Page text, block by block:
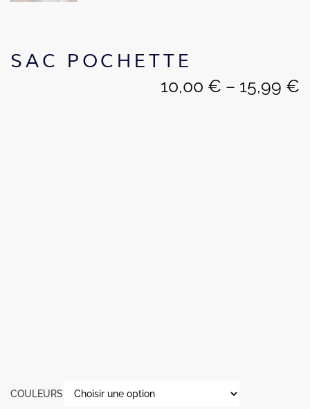
SAC POCHETTE
10,00 € – 15,99 €
COULEURS